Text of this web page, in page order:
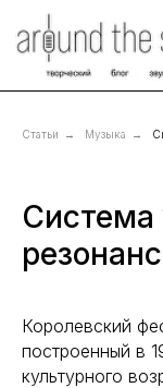
Статьи → Музыка →
Система
Королевский
построенный в
культурного